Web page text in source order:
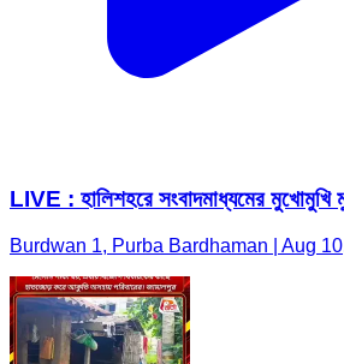
LIVE : হালিশহরে সংবাদমাধ্যমের মুখোমুখি
Burdwan 1, Purba Bardhaman | Aug